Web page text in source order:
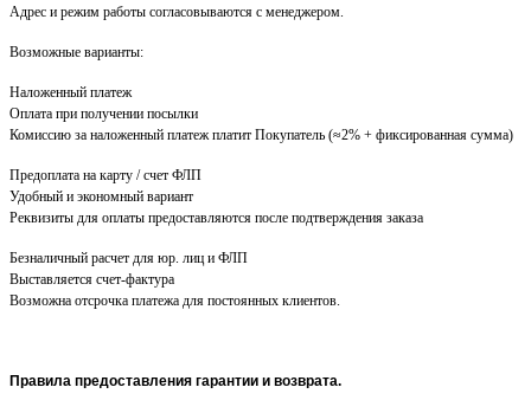
Адрес и режим работы согласовываются с менеджером.
Возможные варианты:
Наложенный платеж
Оплата при получении посылки
Комиссию за наложенный платеж платит Покупатель (≈2% + фиксированная сумма)
Предоплата на карту / счет ФЛП
Удобный и экономный вариант
Реквизиты для оплаты предоставляются после подтверждения заказа
Безналичный расчет для юр. лиц и ФЛП
Выставляется счет-фактура
Возможна отсрочка платежа для постоянных клиентов.
Правила предоставления гарантии и возврата.